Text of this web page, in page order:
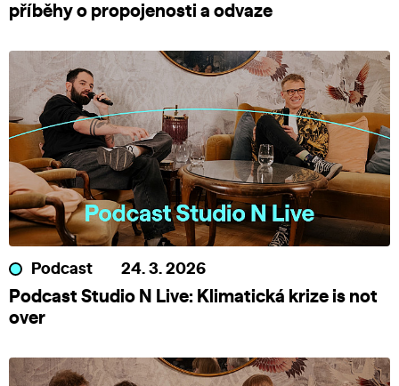
příběhy o propojenosti a odvaze
Podcast 24. 3. 2026
Podcast Studio N Live: Klimatická krize is not
over